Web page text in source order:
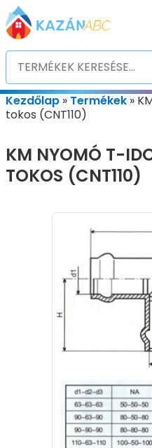
Kezdőlap » Termékek »
tokos (CNT110)
KM NYOMÓ T-
TOKOS (CNT110)